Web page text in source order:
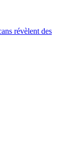
révèlent des